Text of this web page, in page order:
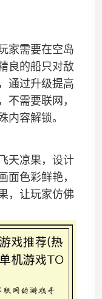
家需要在空岛
良的船只对敌
通过升级提高
不需要联网，
内容解锁。
天凉果，设计
面色彩鲜艳，
，让玩家仿佛